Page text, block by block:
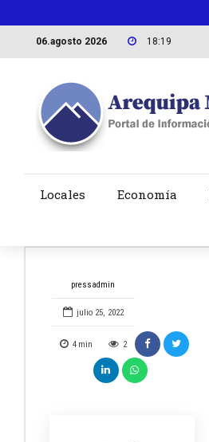
06.agosto 2026 18:19
Locales Economía
pressadmin
julio 25, 2022
4 min 2